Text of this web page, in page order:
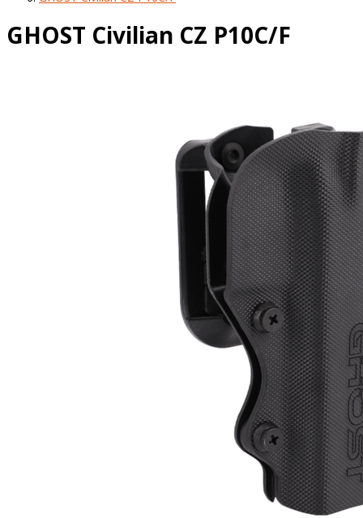
GHOST Civilian CZ P10C/F